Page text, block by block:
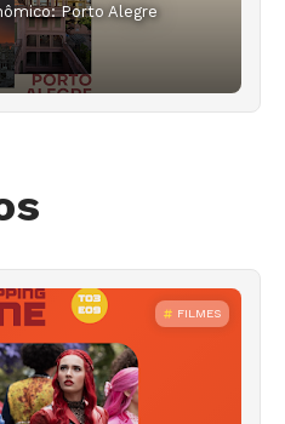
Porto Alegre
FILMES